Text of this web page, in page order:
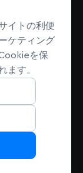
イトの利便
ケティング
を保
ます。